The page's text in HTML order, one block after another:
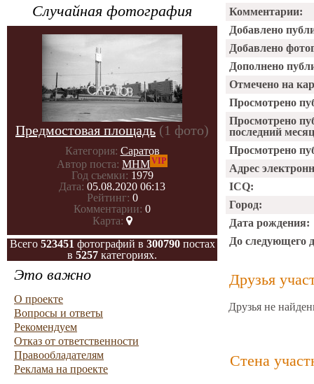
Случайная фотография
Предмостовая площадь (1 фото)
Категория: Саратов
Автор поста: МНМVIP
Год съемки: 1979
Дата: 05.08.2020 06:13
Рейтинг: 0
Комментарии: 0
Карта:
Всего 523451 фотографий в 300790постах
в 5257 категориях.
Это важно
О проекте
Вопросы и ответы
Рекомендуем
Отказ от ответственности
Правообладателям
Реклама на проекте
Комментарии:
Добавлено
Добавлено
Дополнено
Отмечено на
Просмотрено
Просмотрено
последний
Просмотрено
Адрес
ICQ:
Город:
Дата рождения:
До следующего
Друзья
Друзья не
Стена